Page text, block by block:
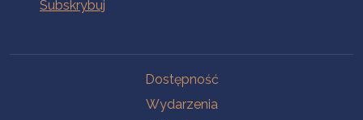
Dostępność
Wydarzenia